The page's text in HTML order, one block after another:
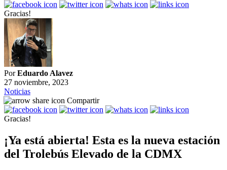
Gracias!
PorEduardo Alavez
27 noviembre, 2023
Noticias
Compartir
Gracias!
¡Ya está abierta! Esta es la nueva estación
del Trolebús Elevado de la CDMX